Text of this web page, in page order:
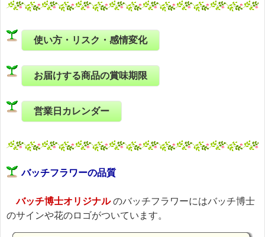
使い方・リスク・感情変化
お届けする商品の賞味期限
営業日カレンダー
バッチフラワーの品質
バッチ博士オリジナルのバッチフラワーにはバッチ博士
のサインや花のロゴがついています。